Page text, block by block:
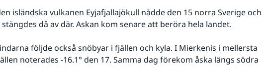
då av där. Askan kom senare att beröra hela landet.
noterades -16.1° den 17. Samma dag förekom åska längs södra